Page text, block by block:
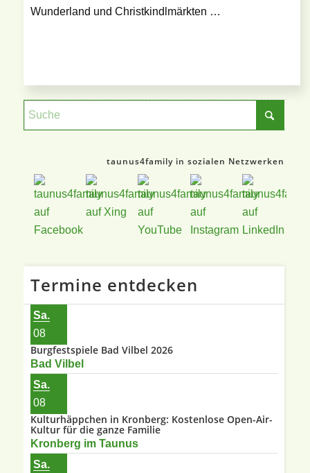
Wunderland und Christkindlmärkten …
taunus4family in sozialen Netzwerken
Termine entdecken
Sa.
08
Burgfestspiele Bad Vilbel 2026
Bad Vilbel
Sa.
08
Kulturhäppchen in Kronberg: Kostenlose Open-Air-
Kultur für die ganze Familie
Kronberg im Taunus
Sa.